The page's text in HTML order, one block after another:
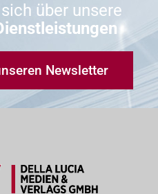
über unsere
Newsletter